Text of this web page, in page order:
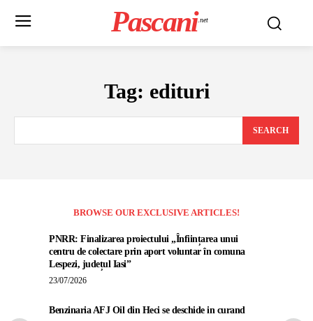
Pascani .net
Tag: edituri
SEARCH
BROWSE OUR EXCLUSIVE ARTICLES!
PNRR: Finalizarea proiectului „Înființarea unui
centru de colectare prin aport voluntar în comuna
Lespezi, județul Iasi”
23/07/2026
Benzinaria AFJ Oil din Heci se deschide in curand